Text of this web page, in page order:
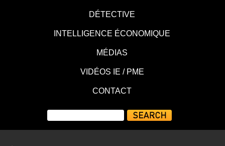
DÉTECTIVE
INTELLIGENCE ÉCONOMIQUE
MÉDIAS
VIDÉOS IE / PME
CONTACT